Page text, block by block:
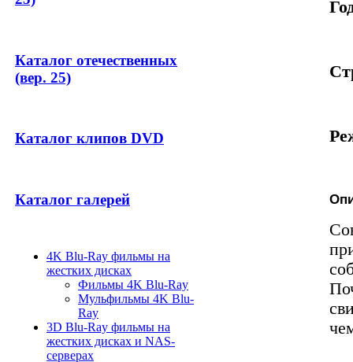
Каталог отечественных
(вер. 25)
Каталог клипов DVD
Каталог галерей
4K Blu-Ray фильмы на
жестких дисках
Фильмы 4K Blu-Ray
Мульфильмы 4K Blu-
Ray
3D Blu-Ray фильмы на
жестких дисках и NAS-
серверах